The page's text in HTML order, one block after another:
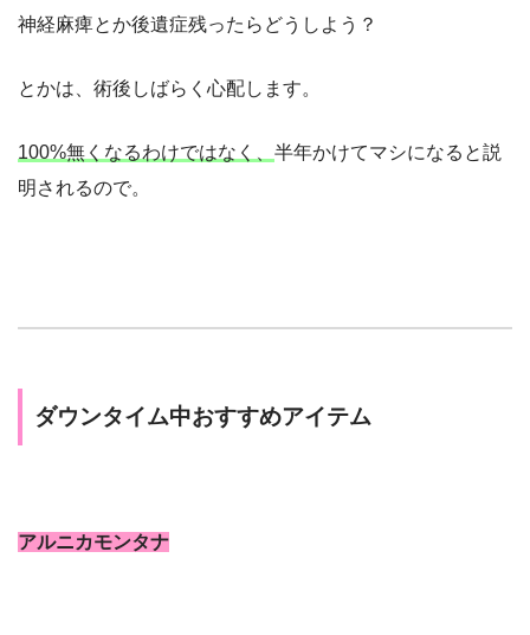
神経麻痺とか後遺症残ったらどうしよう？
とかは、術後しばらく心配します。
100%無くなるわけではなく、 半年かけてマシになると説
明されるので。
ダウンタイム中おすすめアイテム
アルニカモンタナ